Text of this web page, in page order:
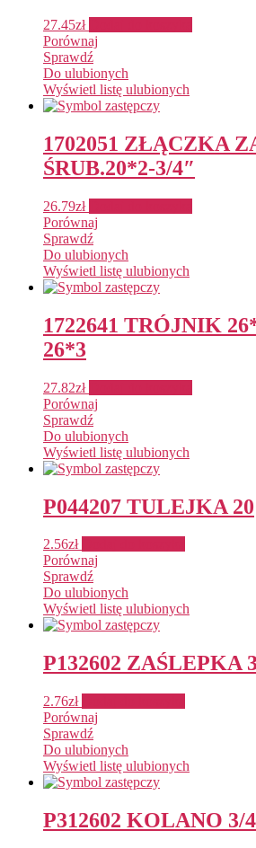
27.45zł
Porównaj
Sprawdź
Do ulubionych
Wyświetl listę ulubionych
1702051 ZŁĄCZKA
ŚRUB.20*2-3/4″
26.79zł
Porównaj
Sprawdź
Do ulubionych
Wyświetl listę ulubionych
1722641 TRÓJNIK
26*3
27.82zł
Porównaj
Sprawdź
Do ulubionych
Wyświetl listę ulubionych
P044207 TULEJKA 20
2.56zł
Porównaj
Sprawdź
Do ulubionych
Wyświetl listę ulubionych
P132602 ZAŚLEPKA
2.76zł
Porównaj
Sprawdź
Do ulubionych
Wyświetl listę ulubionych
P312602 KOLANO 3/